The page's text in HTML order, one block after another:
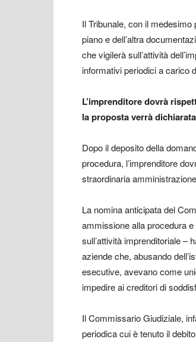
Il Tribunale, con il
piano e dell’altra
che vigilerà sull’attività
informativi periodici a carico
L’imprenditore dovrà
la proposta verrà
Dopo il deposito della
procedura, l’imprenditore
straordinaria
La nomina anticipata del
ammissione alla procedura
sull’attività imprenditoriale –
aziende che, abusando
esecutive, avevano come
impedire ai creditori di
Il Commissario Giudiziale,
periodica cui è tenuto il